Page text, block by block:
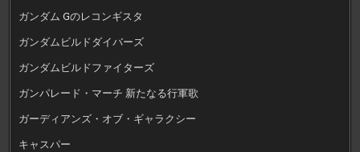
ガンダム Gのレコンギスタ
ガンダムビルドダイバーズ
ガンダムビルドファイターズ
ガンパレード・マーチ 新たなる行軍歌
ガーディアンズ・オブ・ギャラクシー
キャスパー